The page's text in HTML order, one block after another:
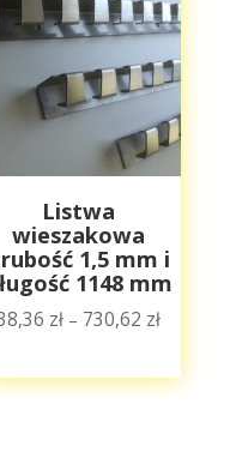
Listwa
wieszakowa
1,5 mm i
1148 mm
zł – 730,62 złZakres
od
38,36 zł